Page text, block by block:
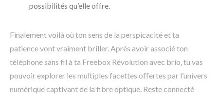
possibilités qu’elle offre.
Finalement voilà où ton sens de la perspicacité et ta
patience vont vraiment briller. Après avoir associé ton
téléphone sans fil à ta Freebox Révolution avec brio, tu vas
pouvoir explorer les multiples facettes offertes par l’univers
numérique captivant de la fibre optique. Reste connecté